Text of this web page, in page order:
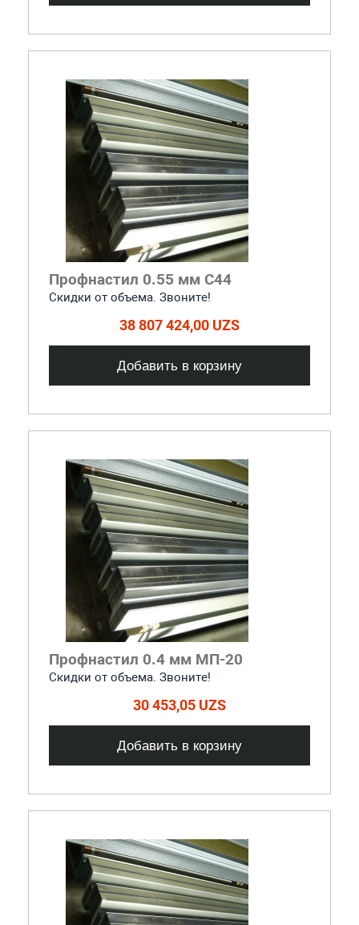
Профнастил 0.55 мм С44
Скидки от объема. Звоните!
38 807 424,00 UZS
Добавить в корзину
Профнастил 0.4 мм МП-20
Скидки от объема. Звоните!
30 453,05 UZS
Добавить в корзину